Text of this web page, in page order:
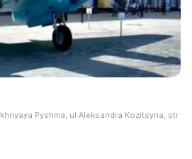
Pyshma, ul Aleksandra Kozitsyna, str